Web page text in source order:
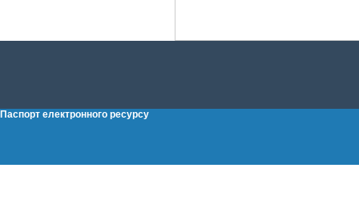
Паспорт електронного ресурсу